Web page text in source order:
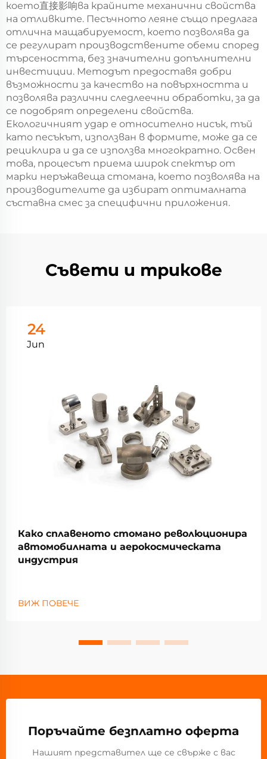
което直接影响ва крайните механични свойства
на отливките. Песъчното леяне също предлага
отлична мащабируемост, което позволява да
се регулират производствените обеми според
търсеността, без значителни допълнителни
инвестиции. Методът предоставя добри
възможности за качество на повърхността и
позволява различни следлеечни обработки, за да
се подобрят определени свойства.
Екологичният удар е относително нисък, тъй
като песъкът, използван в формите, може да се
рециклира и да се използва многократно. Освен
това, процесът приема широк спектър от
марки неръжавеща стомана, което позволява на
производителите да избират оптималната
съставна смес за специфични приложения.
Съвети и трикове
24
Jun
Како сплавеното стомано революционира
автомобилната и аерокосмическата
индустрия
ВИЖ ПОВЕЧЕ
Поръчайте безплатно оферта
Нашият представител ще се свърже с вас